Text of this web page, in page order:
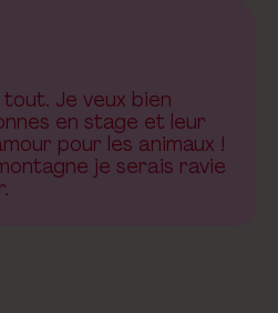
Je veux bien
en stage et leur
pour les animaux !
je serais ravie